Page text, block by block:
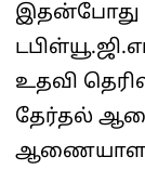
இதன்போது
உதவி
தேர்தல்
ஆணையாளர்